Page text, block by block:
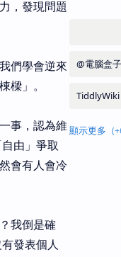
，發現問題
們學會逆來
樑」。
事，認為維
由」爭取
會有人會冷
我倒是確
發表個人